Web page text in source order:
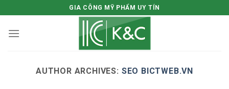
to
content
GIA CÔNG MỸ PHẨM UY TÍN
AUTHOR ARCHIVES: SEO BICTWEB.VN